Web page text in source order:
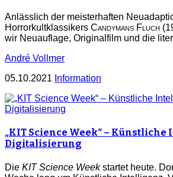
Anlässlich der meisterhaften
Horrorkultklassikers Candymans Fluch
wir Neuauflage, Originalfilm und die
André Vollmer
05.10.2021 Information
„KIT Science Week“ –
Digitalisierung
Die KIT Science Weekstartet heute.